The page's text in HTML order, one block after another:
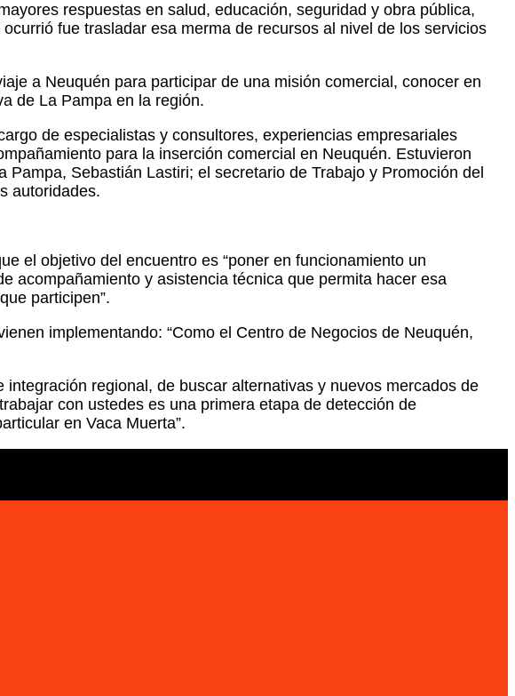
respuestas en salud, educación, seguridad y obra pública,
fue trasladar esa merma de recursos al nivel de los servicios
a Neuquén para participar de una misión comercial, conocer en
de La Pampa en la región.
de especialistas y consultores, experiencias empresariales
para la inserción comercial en Neuquén. Estuvieron
Sebastián Lastiri; el secretario de Trabajo y Promoción del
autoridades.
el objetivo del encuentro es “poner en funcionamiento un
acompañamiento y asistencia técnica que permita hacer esa
participen”.
implementando: “Como el Centro de Negocios de Neuquén,
regional, de buscar alternativas y nuevos mercados de
con ustedes es una primera etapa de detección de
en Vaca Muerta”.